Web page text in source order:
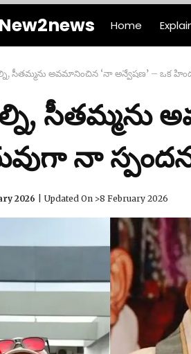
New2news Home
సీతమ్మను అవమానించిన ‘నా అన్వేషణ’ – ఒక
సీతమ్మను
నా
2026 Updated On >8 February 2026